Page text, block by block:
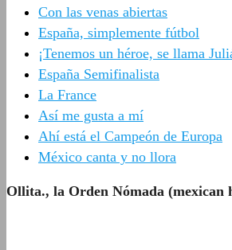
Con las venas abiertas
España, simplemente fútbol
¡Tenemos un héroe, se llama
España Semifinalista
La France
Así me gusta a mí
Ahí está el Campeón de Europa
México canta y no llora
Ollita., la Orden Nómada (mexican